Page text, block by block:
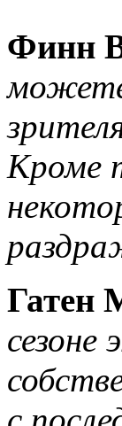
Финн
Кроме
Гатен